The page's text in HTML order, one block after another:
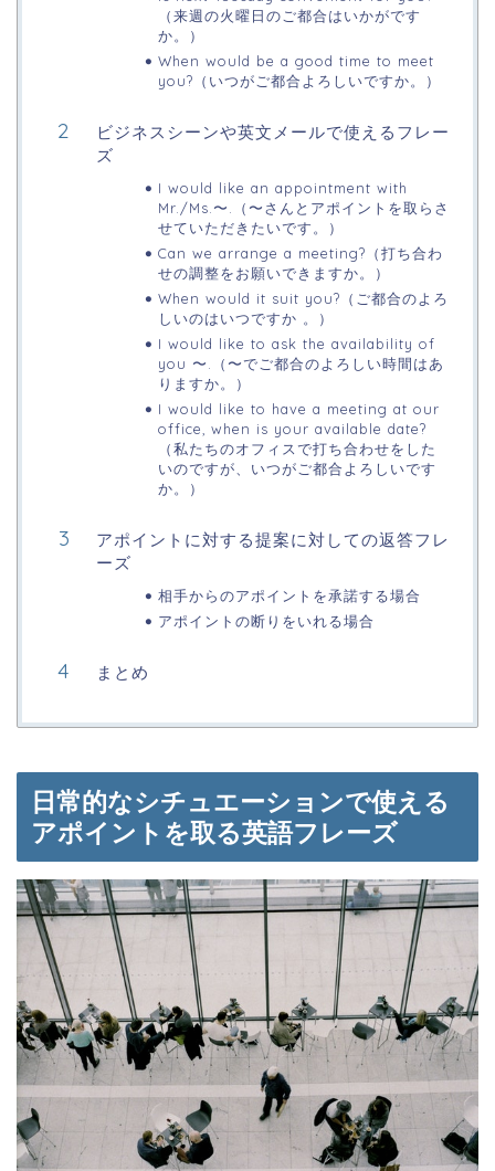
（来週の火曜日のご都合はいかがです
か。）
When would be a good time to meet
you?（いつがご都合よろしいですか。）
ビジネスシーンや英文メールで使えるフレー
ズ
I would like an appointment with
Mr./Ms.〜.（〜さんとアポイントを取らさ
せていただきたいです。）
Can we arrange a meeting?（打ち合わ
せの調整をお願いできますか。）
When would it suit you?（ご都合のよろ
しいのはいつですか 。）
I would like to ask the availability of
you 〜.（〜でご都合のよろしい時間はあ
りますか。）
I would like to have a meeting at our
office, when is your available date?
（私たちのオフィスで打ち合わせをした
いのですが、いつがご都合よろしいです
か。）
アポイントに対する提案に対しての返答フレ
ーズ
相手からのアポイントを承諾する場合
アポイントの断りをいれる場合
まとめ
日常的なシチュエーションで使える
アポイントを取る英語フレーズ